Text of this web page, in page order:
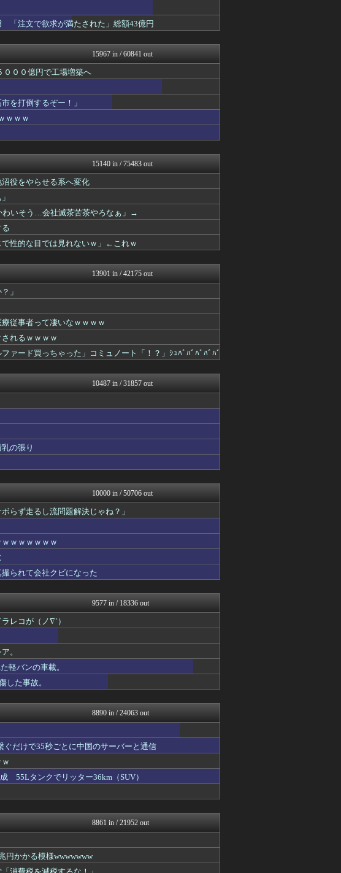
カンダタ速報
いくら税...
watch＠２ちゃんねる
いたしん！
」と迫り...
修羅の華-家庭・生活まとめ
ｗｗｗ
アニはつ -アニメ発信場-
汎用型自作PCまとめ
なくして...
オーバージョイド！
アルファルファモザイク＠ネ...
スターライト速報 -遊戯王...
あらまめ2ch
哲学ニュースnwk
うする？
ゆるゲーマー遅報
から具体...
オレ的ゲーム速報＠刃
みたい
かぞくちゃんねる
経産省...
みそパンNEWS
ポーランドボール 翻訳
コンテンツ・声優 | ラブ...
坂道情報通～乃木坂46まと...
問題解決...
働くモノニュース : 人生...
させて...
6]
国難にあってもの申す！！
アルファルファモザイク＠ネ...
分”...
国難にあってもの申す！！
バスケまとめ・COM
コ...
VIPPER速報
げぇ速
...
ゲーム魔人
なんJミュージアム
居座っ...
トレンドの通り道
ロタｗ...
えっ!?またここのサイト?
飲めてイ...
い...
フィルダースチョイス
スコールちゃんねる｜２ちゃ...
のか・・...
ふぇー速
筋肉速報
いたしん！
やみ速@なんJ西武まとめ
由がこち...
コリアル
あらまめ2ch
酷評...
WorldFootball...
超えが...
あぁ^～こころがぴょんぴょ...
「注文で欲求が満たされた」総額43億円
15967 in / 60841 out
０００億円で工場増築へ
を打倒するぞー！」
ｗｗｗ
15140 in / 75483 out
役をやらせる系へ変化
わいそう…会社滅茶苦茶やろなぁ」→
性的な目では見れないｗ」←これｗ
13901 in / 42175 out
」
従事者って凄いなｗｗｗｗ
れるｗｗｗｗ
ァード買っちゃった」コミュノート「！？」ｼｭﾊﾞﾊﾞﾊﾞﾊﾞﾊﾞ
10487 in / 31857 out
の張り
10000 in / 50706 out
らず走るし流問題解決じゃね？」
ｗｗｗｗｗｗ
られて会社クビになった
9577 in / 18336 out
レコが（ノ∇`）
。
軽バンの車載。
した事故。
8890 in / 24063 out
ぐだけで35秒ごとに中国のサーバーと通信
55Lタンクでリッター36km（SUV）
8861 in / 21952 out
円かかる模様wwwwwww